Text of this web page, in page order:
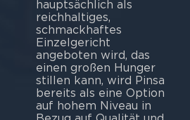
hauptsächlich als
reichhaltiges,
schmackhaftes
Einzelgericht
angeboten wird, das
einen großen Hunger
stillen kann, wird Pinsa
bereits als eine Option
auf hohem Niveau in